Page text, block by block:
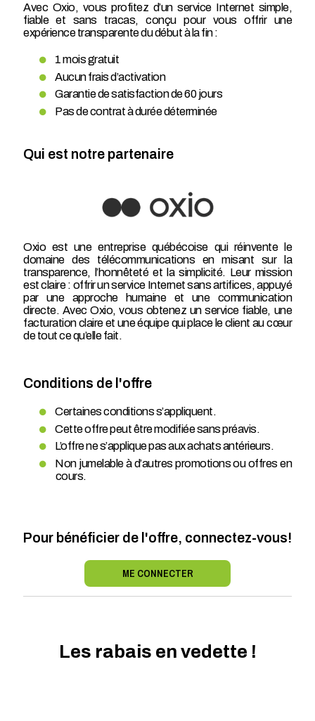
Avec Oxio, vous profitez d’un service Internet simple,
fiable et sans tracas, conçu pour vous offrir une
expérience transparente du début à la fin :
1 mois gratuit
Aucun frais d’activation
Garantie de satisfaction de 60 jours
Pas de contrat à durée déterminée
Qui est notre partenaire
Oxio est une entreprise québécoise qui réinvente le
domaine des télécommunications en misant sur la
transparence, l’honnêteté et la simplicité. Leur mission
est claire : offrir un service Internet sans artifices, appuyé
par une approche humaine et une communication
directe. Avec Oxio, vous obtenez un service fiable, une
facturation claire et une équipe qui place le client au cœur
de tout ce qu’elle fait.
Conditions de l'offre
Certaines conditions s’appliquent.
Cette offre peut être modifiée sans préavis.
L’offre ne s’applique pas aux achats antérieurs.
Non jumelable à d’autres promotions ou offres en
cours.
Pour bénéficier de l'offre, connectez-vous!
ME CONNECTER
Les rabais en vedette !